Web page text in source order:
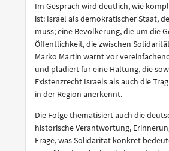
Im Gespräch wird deutlich, wie
ist: Israel als demokratischer Staat,
muss; eine Bevölkerung, die um die
Öffentlichkeit, die zwischen
Marko Martin warnt vor
und plädiert für eine Haltung, die
Existenzrecht Israels als auch die
in der Region anerkennt.
Die Folge thematisiert auch die
historische Verantwortung,
Frage, was Solidarität konkret